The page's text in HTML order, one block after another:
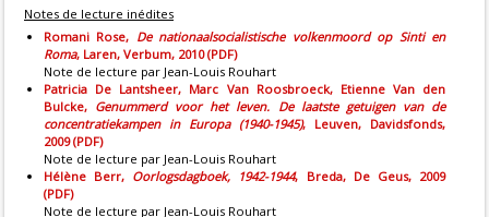
Notes de lecture inédites
Romani Rose, De nationaalsocialistische volkenmoord op Sinti en
Roma, Laren, Verbum, 2010 (PDF)
Note de lecture par Jean-Louis Rouhart
Patricia De Lantsheer, Marc Van Roosbroeck, Etienne Van den
Bulcke, Genummerd voor het leven. De laatste getuigen van de
concentratiekampen in Europa (1940-1945), Leuven, Davidsfonds,
2009 (PDF)
Note de lecture par Jean-Louis Rouhart
Hélène Berr, Oorlogsdagboek, 1942-1944, Breda, De Geus, 2009
(PDF)
Note de lecture par Jean-Louis Rouhart